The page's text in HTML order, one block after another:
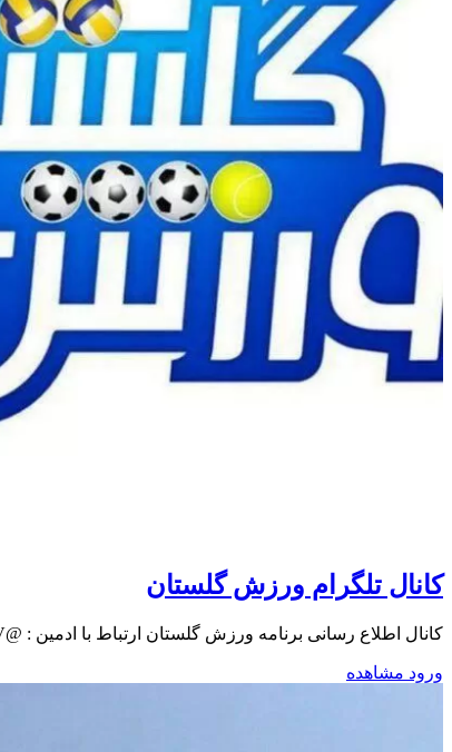
کانال تلگرام ورزش گلستان
کانال اطلاع رسانی برنامه ورزش گلستان ارتباط با ادمين : @GolestanSportTV ربات تلگرامی: @iribgolestanbot
ورود مشاهده